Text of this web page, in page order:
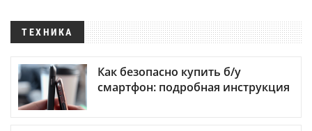
ТЕХНИКА
Как безопасно купить б/у
смартфон: подробная инструкция